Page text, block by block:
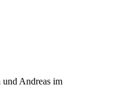
Andreas im